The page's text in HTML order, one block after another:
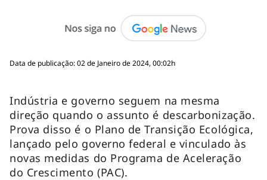
Data de publicação: 02 de Janeiro de 2024, 00:02h
Indústria e governo seguem na mesma
direção quando o assunto é descarbonização.
Prova disso é o Plano de Transição Ecológica,
lançado pelo governo federal e vinculado às
novas medidas do Programa de Aceleração
do Crescimento (PAC).